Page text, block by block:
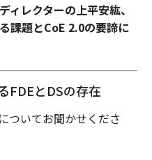
ィレクターの上平安紘、
課題とCoE 2.0の要諦に
FDEとDSの存在
ついてお聞かせくださ